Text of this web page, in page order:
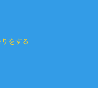
をする